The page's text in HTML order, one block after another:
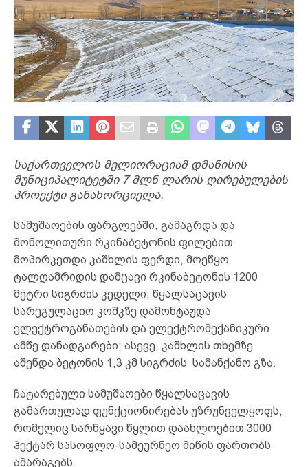
საქართველოს მელიორაციამ დმანისის
მუნიციპალიტეტში 7 მლნ ლარის ღირებულების
პროექტი განახორციელა.
სამუშაოების ფარგლებში, გამაგრდა და
მონოლითური რკინაბეტონის ფილებით
მოპირკეთდა კაშხლის ფერდი, მოეწყო
ტალღამრიდის დამცავი რკინაბეტონის 1200
მეტრი სიგრძის კედელი, წყალსაცავის
სარეგულაციო კოშკზე დამონტაჟდა
ელექტროგანათების და ელექტრომექანიკური
ამწე დანადგარები; ასევე, კაშხლის თხემზე
აშენდა ბეტონის 1,3 კმ სიგრძის სამანქანო გზა.
ჩატარებული სამუშაოები წყალსაცავის
გამართულად ფუნქციონირებას უზრუნველყოფს,
რომელიც სარწყავი წყლით დაახლოებით 3000
ჰექტარ სასოფლო-სამეურნეო მიწის ფართობს
ამარაგებს.